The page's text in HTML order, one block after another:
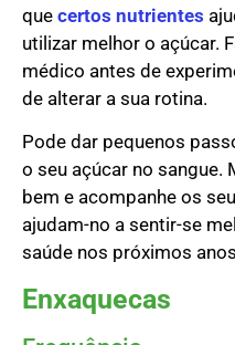
que certos nutrientes
utilizar melhor o açúcar.
médico antes de
de alterar a sua rotina.
Pode dar pequenos
o seu açúcar no sangue.
bem e acompanhe os
ajudam-no a sentir-se
saúde nos próximos
Enxaquecas